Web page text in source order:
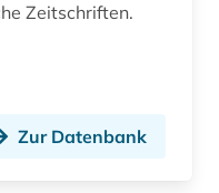
Zeitschriften.
Zur Datenbank